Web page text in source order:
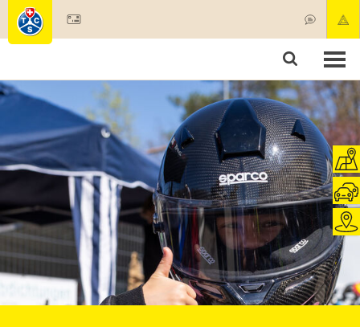
Membres & prestations
Tests, sécurité & santé